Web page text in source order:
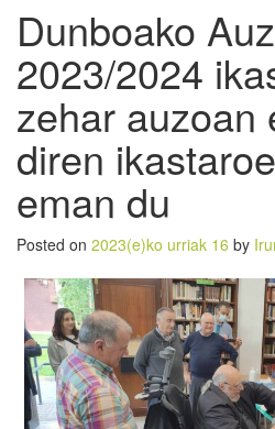
Dunboako
2023/2024
zehar auzoan
diren
eman du
Posted on 2023(e)ko urriak 16 by